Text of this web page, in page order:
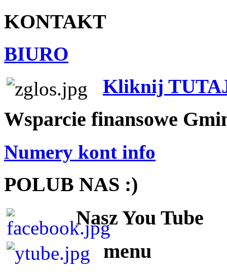
KONTAKT
BIURO
Kliknij
Wsparcie finansowe
Numery kont info
POLUB NAS :)
Nasz You Tube
menu